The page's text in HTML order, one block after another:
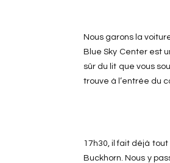
Nous garons la
Blue Sky Center est
sûr du lit que vous
trouve à l’entrée du
17h30, il fait déjà
Buckhorn. Nous y